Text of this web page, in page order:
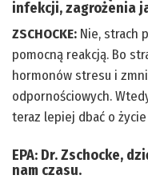
infekcji, zagrożenia
ZSCHOCKE: Nie, strach
pomocną reakcją. Bo
hormonów stresu i
odpornościowych.
teraz lepiej dbać o
EPA: Dr. Zschocke,
nam czasu.